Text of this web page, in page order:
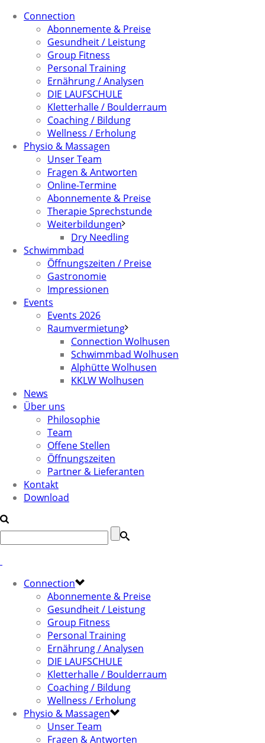
Connection
Abonnemente & Preise
Gesundheit / Leistung
Group Fitness
Personal Training
Ernährung / Analysen
DIE LAUFSCHULE
Kletterhalle / Boulderraum
Coaching / Bildung
Wellness / Erholung
Physio & Massagen
Unser Team
Fragen & Antworten
Online-Termine
Abonnemente & Preise
Therapie Sprechstunde
Weiterbildungen
Dry Needling
Schwimmbad
Öffnungszeiten / Preise
Gastronomie
Impressionen
Events
Events 2026
Raumvermietung
Connection Wolhusen
Schwimmbad Wolhusen
Alphütte Wolhusen
KKLW Wolhusen
News
Über uns
Philosophie
Team
Offene Stellen
Öffnungszeiten
Partner & Lieferanten
Kontakt
Download
Connection
Abonnemente & Preise
Gesundheit / Leistung
Group Fitness
Personal Training
Ernährung / Analysen
DIE LAUFSCHULE
Kletterhalle / Boulderraum
Coaching / Bildung
Wellness / Erholung
Physio & Massagen
Unser Team
Fragen & Antworten